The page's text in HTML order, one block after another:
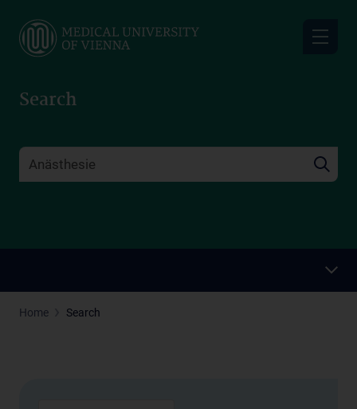
main
Search
Home Search